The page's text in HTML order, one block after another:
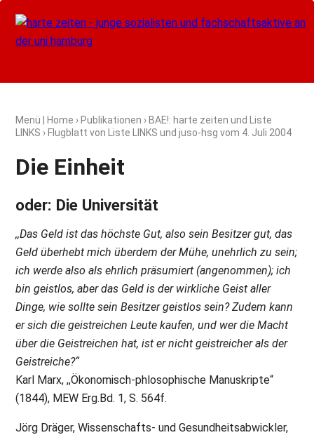
Menü Home › Publikationen › BAE!: harte zeiten und Liste
LINKS › Flugblatt von Liste LINKS und juso-hsg vom 4. Juli 2004
Die Einheit
oder: Die Universität
,,Das Geld ist das höchste Gut, also sein Besitzer gut, das
Geld überhebt mich überdem der Mühe, unehrlich zu sein;
ich werde also als ehrlich präsumiert (angenommen); ich
bin geistlos, aber das Geld is der wirkliche Geist aller
Dinge, wie sollte sein Besitzer geistlos sein? Zudem kann
er sich die geistreichen Leute kaufen, und wer die Macht
über die Geistreichen hat, ist er nicht geistreicher als der
Geistreiche?“
Karl Marx, ,,Ökonomisch-phlosophische Manuskripte“
(1844), MEW Erg.Bd. 1, S. 564f.
Jörg Dräger, Wissenschafts- und Gesundheitsabwickler,